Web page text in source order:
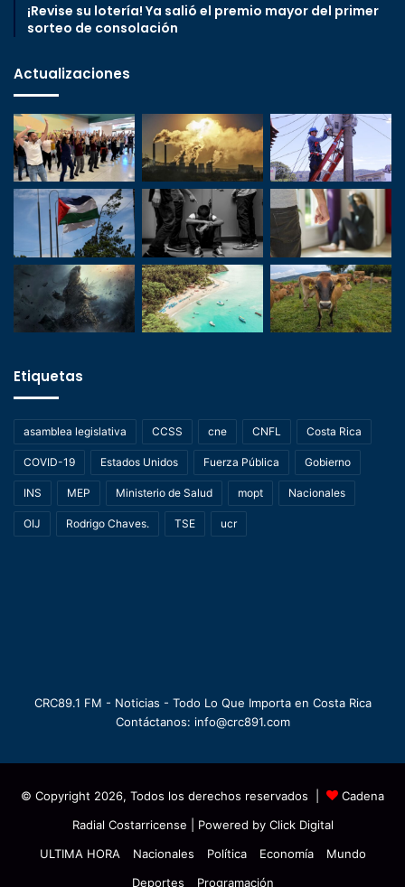
¡Revise su lotería! Ya salió el premio mayor del primer
sorteo de consolación
Actualizaciones
Etiquetas
asamblea legislativa CCSS cne CNFL Costa Rica
COVID-19 Estados Unidos Fuerza Pública Gobierno
INS MEP Ministerio de Salud mopt Nacionales
OIJ Rodrigo Chaves. TSE ucr
CRC89.1 FM - Noticias - Todo Lo Que Importa en Costa Rica
Contáctanos: info@crc891.com
© Copyright 2026, Todos los derechos reservados |
Cadena
Radial Costarricense | Powered by Click Digital
ULTIMA HORA
Nacionales Política Economía
Mundo
Deportes
Programación